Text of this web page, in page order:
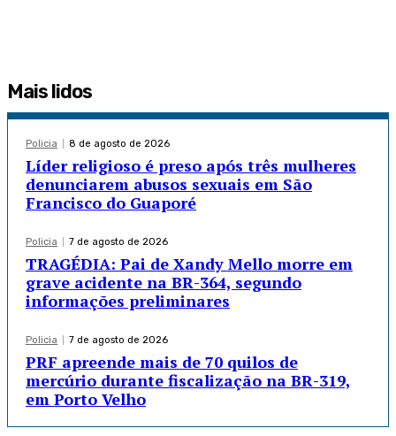
Mais lidos
Policia 8 de agosto de 2026
Líder religioso é preso após três mulheres
denunciarem abusos sexuais em São
Francisco do Guaporé
Policia 7 de agosto de 2026
TRAGÉDIA: Pai de Xandy Mello morre em
grave acidente na BR-364, segundo
informações preliminares
Policia 7 de agosto de 2026
PRF apreende mais de 70 quilos de
mercúrio durante fiscalização na BR-319,
em Porto Velho